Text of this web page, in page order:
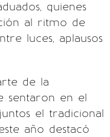
quienes
al ritmo de
luces, aplausos
de la
sentaron en el
el tradicional
año destacó